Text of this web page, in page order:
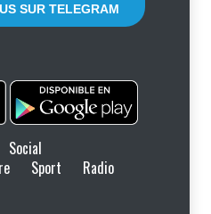
SUR TELEGRAM
Social
Sport Radio